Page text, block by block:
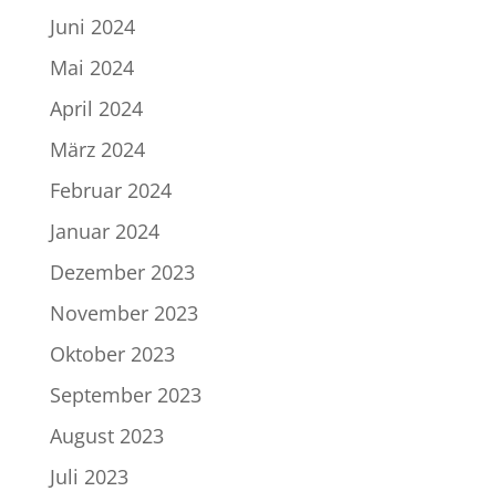
Juni 2024
Mai 2024
April 2024
März 2024
Februar 2024
Januar 2024
Dezember 2023
November 2023
Oktober 2023
September 2023
August 2023
Juli 2023